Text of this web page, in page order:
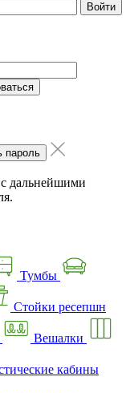
Войти
пароль
дальнейшими
Тумбы
Стойки ресепшн
Вешалки
кабины